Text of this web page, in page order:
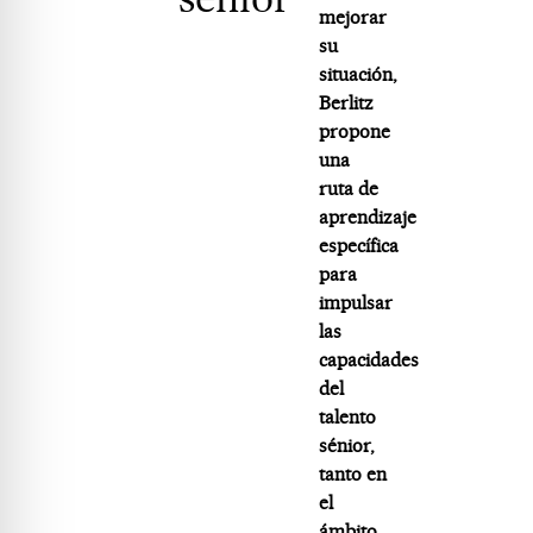
mejorar
su
situación,
Berlitz
propone
una
ruta de
aprendizaje
específica
para
impulsar
las
capacidades
del
talento
sénior,
tanto en
el